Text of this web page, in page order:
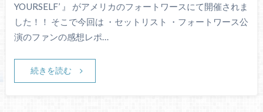
YOURSELF’ 』 がアメリカのフォートワースにて開催されま
した！！ そこで今回は ・セットリスト ・フォートワース公
演のファンの感想レポ…
続きを読む